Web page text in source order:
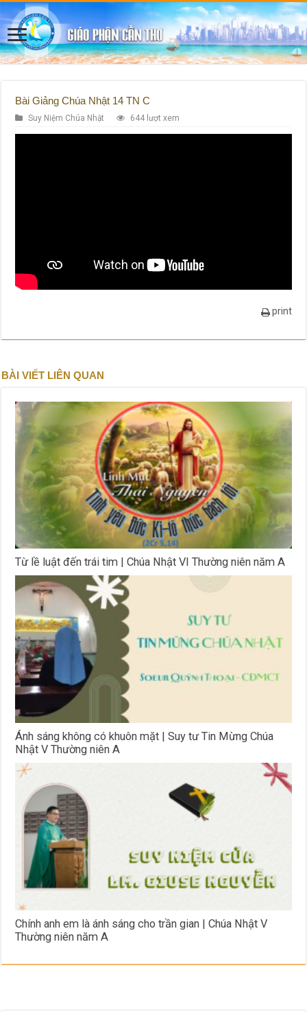
Bài Giảng Chúa Nhật 14 TN C
Suy Niệm Chúa Nhật 644 lượt xem
print
BÀI VIẾT LIÊN QUAN
Từ lề luật đến trái tim | Chúa Nhật VI Thường niên năm A
Ánh sáng không có khuôn mặt | Suy tư Tin Mừng Chúa
Nhật V Thường niên A
Chính anh em là ánh sáng cho trần gian | Chúa Nhật V
Thường niên năm A